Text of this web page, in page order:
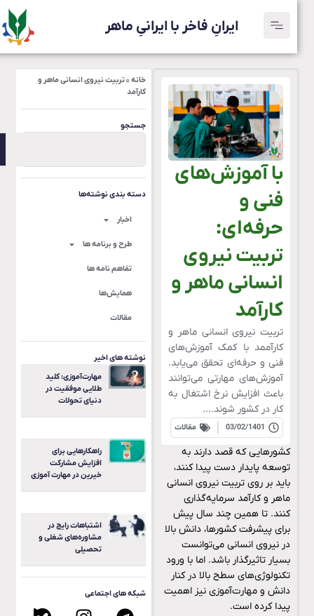
ایرانِ فاخر با ایرانیِ ماهر
با آموزش‌های
فنی و
حرفه‌ای:
تربیت نیروی
انسانی ماهر و
کارآمد
تربیت نیروی انسانی ماهر و
کارآممد با کمک آموزش‌های
فنی و حرفه‌ای تحقق می‌یابد.
آموزش‌های مهارتی می‌توانند
باعث افزایش نرخ اشتغال به
کار در کشور شوند....
03/02/1401 مقالات
کشورهایی که قصد دارند به
توسعه پایدار دست پیدا کنند،
باید بر روی تربیت نیروی انسانی
ماهر و کارآمد سرمایه‌گذاری
کنند. تا همین چند سال پیش
برای پیشرفت کشورها، دانش بالا
در نیروی انسانی می‌توانست
بسیار تاثیرگذار باشد. اما با ورود
تکنولوژی‌های سطح بالا در کنار
دانش و مهارت‌آموزی نیز اهمیت
پیدا کرده است.
»تربیت نیروی انسانی ماهر و
کارآمد
جستجو
دسته بندی نوشته‌ها
طرح و برنامه ها
تفاهم نامه ها
همایش‌ها
مقالات
نوشته های اخیر
مهارت‌آموزی: کلید
طلایی موفقیت در
دنیای تحولات
راهکارهایی برای
افزایش مشارکت
خیرین در مهارت آموزی
اشتباهات رایج در
مشاوره‌های شغلی و
تحصیلی
شبکه های اجتماعی